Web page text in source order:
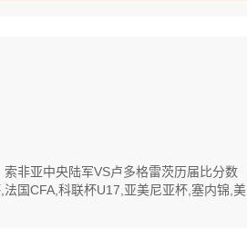
非亚中央陆军VS卢多格雷茨历届比分数
国CFA,科联杯U17,亚美尼亚杯,塞内锦,美